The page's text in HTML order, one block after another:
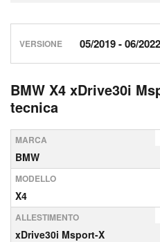
VERSIONE
BMW X4 xDrive30i
tecnica
MARCA
BMW
MODELLO
X4
ALLESTIMENTO
xDrive30i Msport-X